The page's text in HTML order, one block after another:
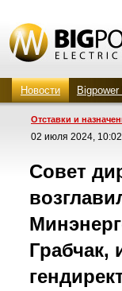
Новости
Отставки и
02 июля 2024, 10:02
Совет
Грабчак,